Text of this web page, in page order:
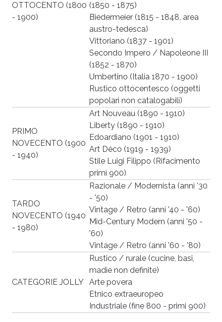
OTTOCENTO (1800
- 1900)
(1850 - 1875)
Biedermeier (1815 - 1848, area
austro-tedesca)
Vittoriano (1837 - 1901)
Secondo Impero / Napoleone III
(1852 - 1870)
Umbertino (Italia 1870 - 1900)
Rustico ottocentesco (oggetti
popolari non catalogabili)
PRIMO
NOVECENTO (1900
- 1940)
Art Nouveau (1890 - 1910)
Liberty (1890 - 1910)
Edoardiano (1901 - 1910)
Art Déco (1919 - 1939)
Stile Luigi Filippo (Rifacimento
primi 900)
TARDO
NOVECENTO (1940
- 1980)
Razionale / Modernista (anni '30
- '50)
Vintage / Retro (anni '40 - '60)
Mid-Century Modern (anni '50 -
'60)
Vintage / Retro (anni '60 - '80)
CATEGORIE JOLLY
Rustico / rurale (cucine, basi,
madie non definite)
Arte povera
Etnico extraeuropeo
Industriale (fine 800 - primi 900)